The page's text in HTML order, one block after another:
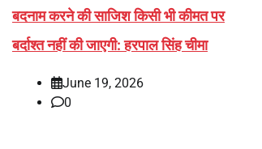
बदनाम करने की साजिश किसी भी कीमत पर
बर्दाश्त नहीं की जाएगी: हरपाल सिंह चीमा
June 19, 2026
0